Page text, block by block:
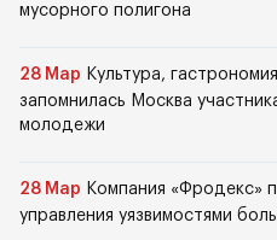
мусорного полигона
28 Мар Культура,
запомнилась Москва
молодежи
28 Мар Компания «Фродекс»
управления уязвимостями